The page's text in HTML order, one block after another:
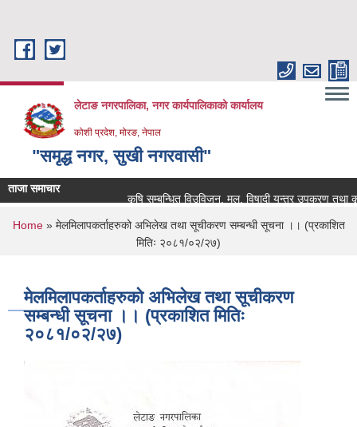
लेटाङ नगरपालिका, नगर कार्यपालिकाको कार्यालय
कोशी प्रदेश, मोरङ, नेपाल
"समृद्ध नगर, सुखी नगरवासी"
ताजा समाचार
कृषि सम्बन्धित विउविजन, मल, विषादी यन्त्र उपकरण तथा कृषि
You are here
Home» मेलमिलापकर्ताहरुको अभिलेख तथा सूचीकरण सम्बन्धी सूचना ।। (प्रकाशित
मितिः २०८१/०२/२७)
मेलमिलापकर्ताहरुको अभिलेख तथा सूचीकरण
सम्बन्धी सूचना ।। (प्रकाशित मितिः
२०८१/०२/२७)